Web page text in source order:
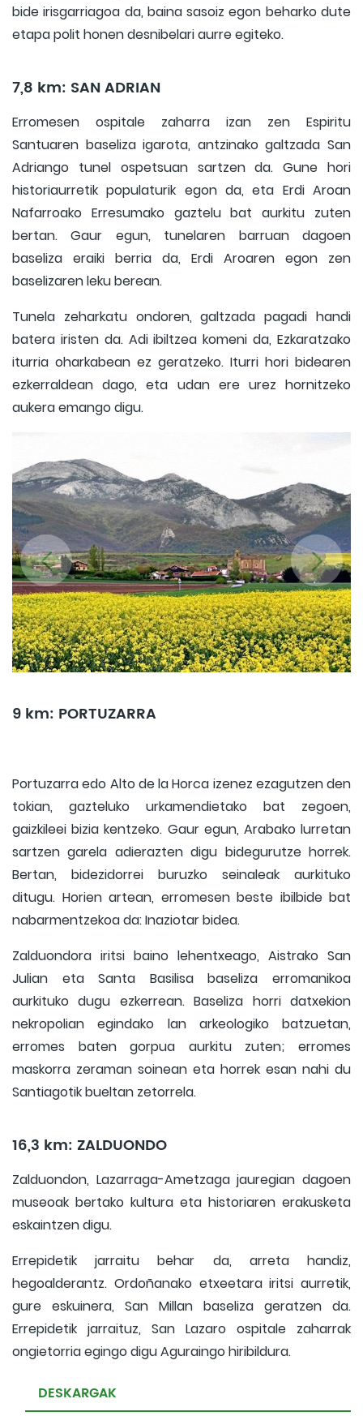
bide irisgarriagoa da, baina sasoiz egon beharko dute
etapa polit honen desnibelari aurre egiteko.
7,8 km: SAN ADRIAN
Erromesen ospitale zaharra izan zen Espiritu
Santuaren baseliza igarota, antzinako galtzada San
Adriango tunel ospetsuan sartzen da. Gune hori
historiaurretik populaturik egon da, eta Erdi Aroan
Nafarroako Erresumako gaztelu bat aurkitu zuten
bertan. Gaur egun, tunelaren barruan dagoen
baseliza eraiki berria da, Erdi Aroaren egon zen
baselizaren leku berean.
Tunela zeharkatu ondoren, galtzada pagadi handi
batera iristen da. Adi ibiltzea komeni da, Ezkaratzako
iturria oharkabean ez geratzeko. Iturri hori bidearen
ezkerraldean dago, eta udan ere urez hornitzeko
aukera emango digu.
9 km: PORTUZARRA
Portuzarra edo Alto dela Horca izenez ezagutzen den
tokian, gazteluko urkamendietako bat zegoen,
gaizkileei bizia kentzeko. Gaur egun, Arabako lurretan
sartzen garela adierazten digu bidegurutze horrek.
Bertan, bidezidorrei buruzko seinaleak aurkituko
ditugu. Horien artean, erromesen beste ibilbide bat
nabarmentzekoa da: Inaziotar bidea.
Zalduondora iritsi baino lehentxeago, Aistrako San
Julian eta Santa Basilisa baseliza erromanikoa
aurkituko dugu ezkerrean. Baseliza horri datxekion
nekropolian egindako lan arkeologiko batzuetan,
erromes baten gorpua aurkitu zuten; erromes
maskorra zeraman soinean eta horrek esan nahi du
Santiagotik bueltan zetorrela.
16,3 km: ZALDUONDO
Zalduondon, Lazarraga-Ametzaga jauregian dagoen
museoak bertako kultura eta historiaren erakusketa
eskaintzen digu.
Errepidetik jarraitu behar da, arreta handiz,
hegoalderantz. Ordoñanako etxeetara iritsi aurretik,
gure eskuinera, San Millan baseliza geratzen da.
Errepidetik jarraituz, San Lazaro ospitale zaharrak
ongietorria egingo digu Aguraingo hiribildura.
DESKARGAK